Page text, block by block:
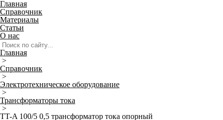
Главная
Справочник
Материалы
Статьи
О нас
Главная
>
Справочник
>
Электротехническое оборудование
>
Трансформаторы тока
>
TT-A 100/5 0,5 трансформатор тока опорный